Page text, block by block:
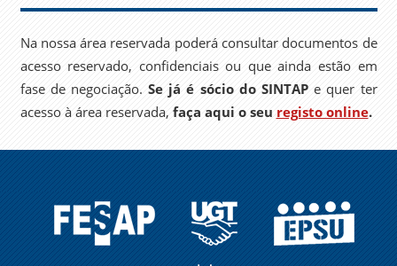
Na nossa área reservada poderá consultar documentos de
acesso reservado, confidenciais ou que ainda estão em
fase de negociação.Se já é sócio do SINTAPe quer ter
acesso à área reservada, faça aqui o seu registo online.
FESAP UGT EPSU